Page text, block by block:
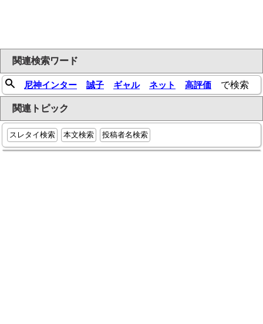
関連検索ワード
尼神インター 誠子 ギャル ネット 高評価 で検索
関連トピック
スレタイ検索 本文検索 投稿者名検索